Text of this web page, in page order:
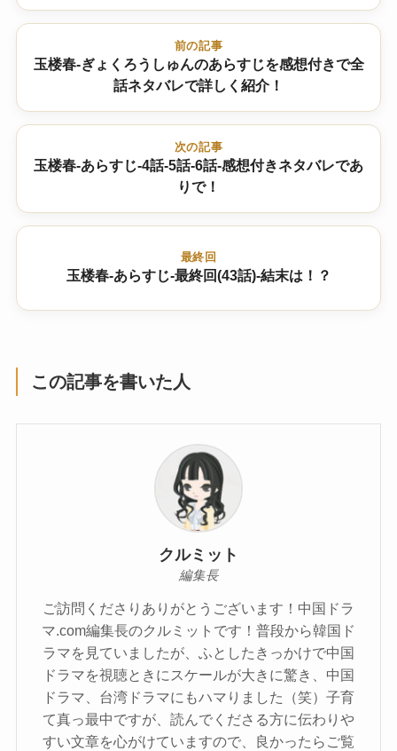
前の記事
玉楼春-ぎょくろうしゅんのあらすじを感想付きで全
話ネタバレで詳しく紹介！
次の記事
玉楼春-あらすじ-4話-5話-6話-感想付きネタバレであ
りで！
最終回
玉楼春-あらすじ-最終回(43話)-結末は！？
この記事を書いた人
クルミット
編集長
ご訪問くださりありがとうございます！中国ドラ
マ.com編集長のクルミットです！普段から韓国ド
ラマを見ていましたが、ふとしたきっかけで中国
ドラマを視聴ときにスケールが大きに驚き、中国
ドラマ、台湾ドラマにもハマりました（笑）子育
て真っ最中ですが、読んでくださる方に伝わりや
すい文章を心がけていますので、良かったらご覧